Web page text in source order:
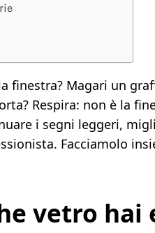
finestra? Magari un
Respira: non è la
i segni leggeri,
Facciamolo
vetro hai